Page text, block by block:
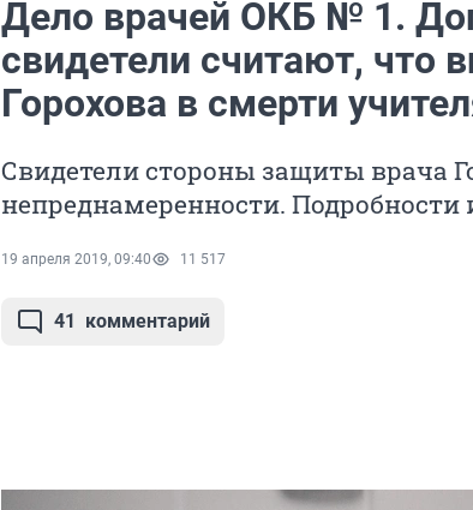
Дело врачей ОКБ № 1.
свидетели считают, что
Горохова в смерти
Свидетели стороны защиты врача
непреднамеренности. Подробности
19 апреля 2019, 09:40 11 517
41 комментарий